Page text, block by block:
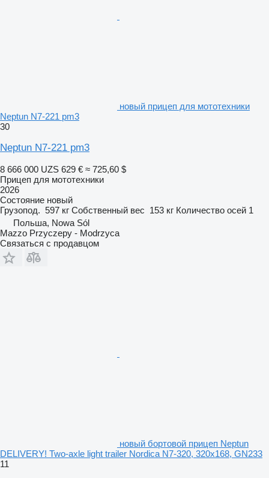
новый прицеп для мототехники
Neptun N7-221 pm3
30
Neptun N7-221 pm3
8 666 000 UZS 629 € ≈ 725,60 $
Прицеп для мототехники
2026
Состояние новый
Грузопод. 597 кг Собственный вес 153 кг Количество осей 1
Польша, Nowa Sól
Mazzo Przyczepy - Modrzyca
Связаться с продавцом
новый бортовой прицеп Neptun
DELIVERY! Two-axle light trailer Nordica N7-320, 320x168, GN233
11